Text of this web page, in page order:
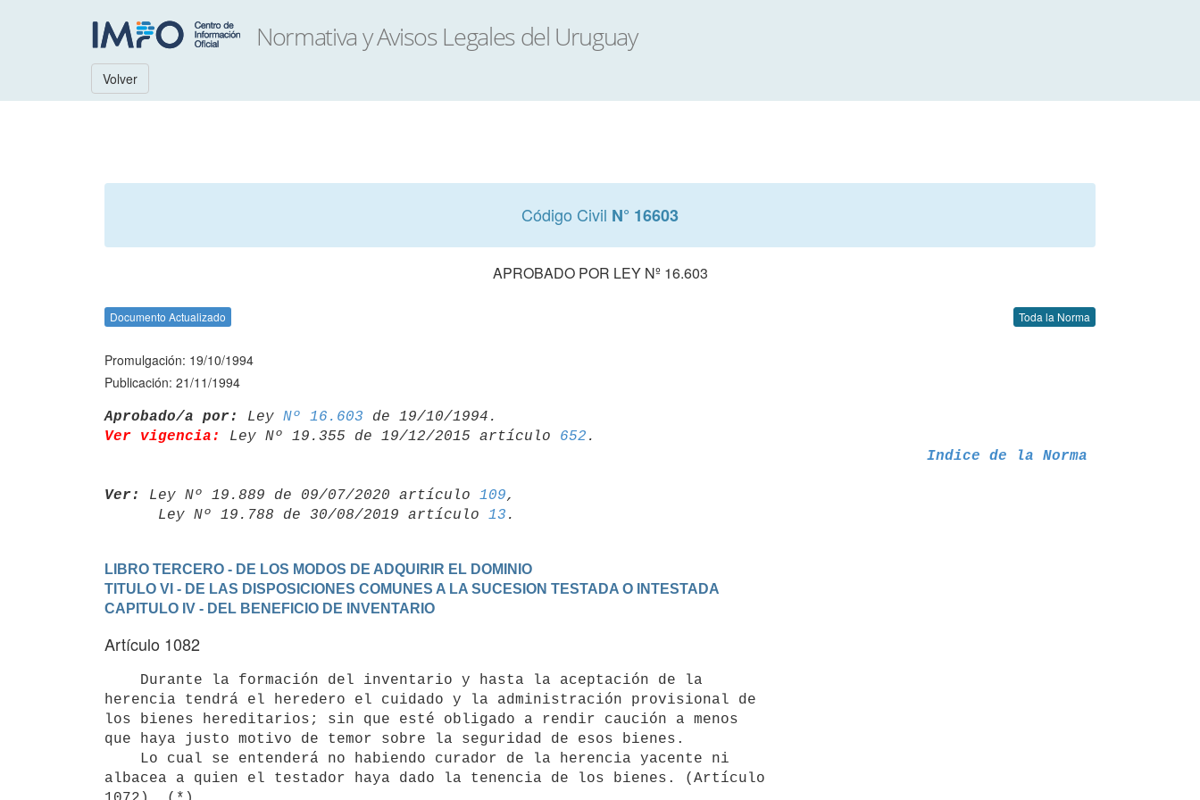
Volver
Código Civil N° 16603
APROBADO POR LEY Nº 16.603
Documento Actualizado Toda la Norma
Promulgación: 19/10/1994
Publicación: 21/11/1994
Aprobado/a por: Ley Nº 16.603
Ver vigencia:
Ley Nº 19.355 de 19/12/2015 artículo 652
Indice de la Norma
Ver: Ley Nº 19.889 de 09/07/2020 artículo 109,
      Ley Nº 19.788 de 30/08/2019 artículo
13
LIBRO TERCERO - DE LOS MODOS DE ADQUIRIR EL DOMINIO
TITULO VI - DE LAS DISPOSICIONES COMUNES A LA SUCESION TESTADA O INTESTADA
CAPITULO IV - DEL BENEFICIO DE INVENTARIO
Artículo 1082
herencia tendrá el heredero el cuidado y la administración provisional de
los bienes hereditarios; sin que esté obligado a rendir caución a menos
que haya justo motivo de temor sobre la seguridad de esos bienes.
albacea a quien el testador haya dado la tenencia de los bienes. (Artículo